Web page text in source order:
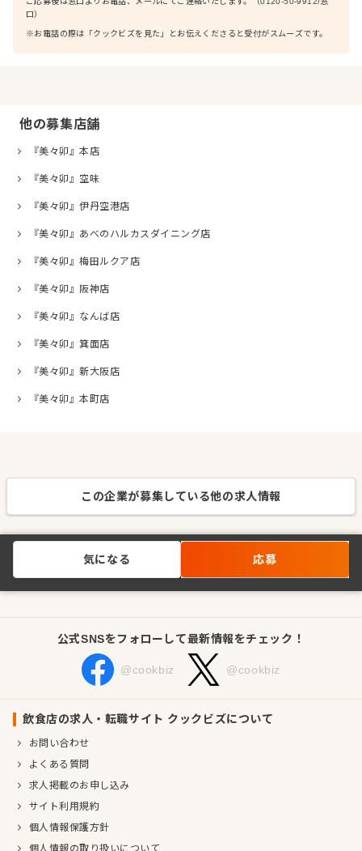
口）
※お電話の際は「クックビズを見た」とお伝えくださると受付がスムーズです。
他の募集店舗
『美々卯』本店
『美々卯』空味
『美々卯』伊丹空港店
『美々卯』あべのハルカスダイニング店
『美々卯』梅田ルクア店
『美々卯』阪神店
『美々卯』なんば店
『美々卯』箕面店
『美々卯』新大阪店
『美々卯』本町店
この企業が募集している他の求人情報
気になる 応募
公式SNSをフォローして最新情報をチェック！
@cookbiz @cookbiz
飲食店の求人・転職サイト クックビズについて
お問い合わせ
よくある質問
求人掲載のお申し込み
サイト利用規約
個人情報保護方針
個人情報の取り扱いについて